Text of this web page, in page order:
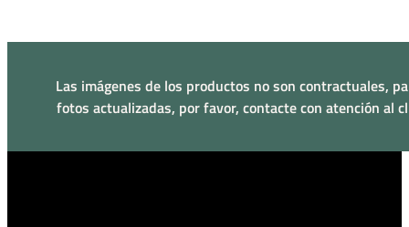
Las imágenes de los productos no son contractuales,
fotos actualizadas, por favor, contacte con atención al